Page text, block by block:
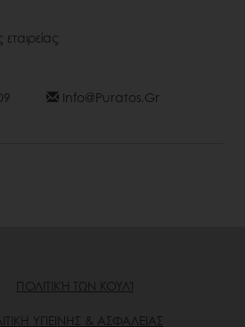
Info@puratos.gr
ΠΟΛΙΤΙΚΉ ΤΩΝ ΚΟΥΛΊ
ΥΓΙΕΙΝΗΣ & ΑΣΦΑΛΕΙΑΣ